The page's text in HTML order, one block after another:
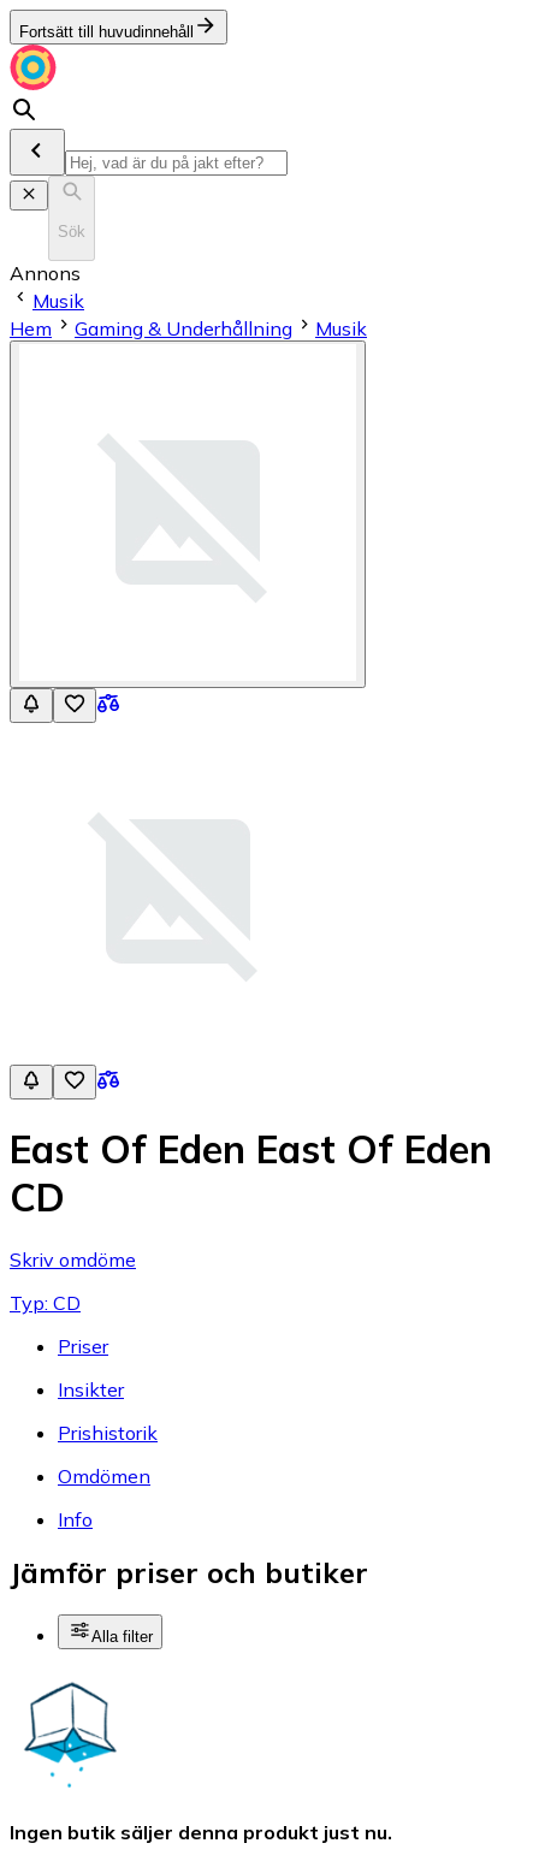
Fortsätt till huvudinnehåll
Sök
Annons
Musik
Hem
Gaming & Underhållning Musik
East Of Eden East Of Eden
CD
Skriv omdöme
Typ: CD
Priser
Insikter
Prishistorik
Omdömen
Info
Jämför priser och butiker
Alla filter
Ingen butik säljer denna produkt just nu.